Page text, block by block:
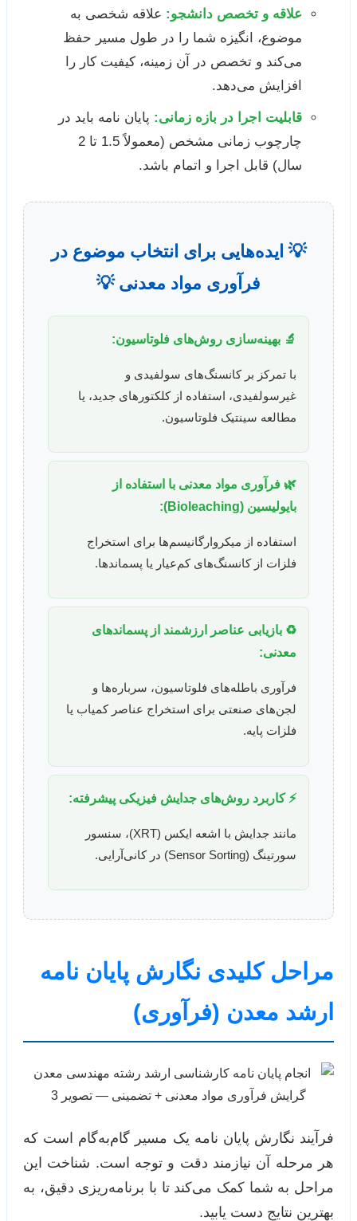
علاقه و تخصص دانشجو: علاقه شخصی به
موضوع، انگیزه شما را در طول مسیر حفظ
می‌کند و تخصص در آن زمینه، کیفیت کار را
افزایش می‌دهد.
قابلیت اجرا در بازه زمانی: پایان نامه باید در
چارچوب زمانی مشخص (معمولاً 1.5 تا 2
سال) قابل اجرا و اتمام باشد.
💡 ایده‌هایی برای انتخاب موضوع در
فرآوری مواد معدنی 💡
🔬 بهینه‌سازی روش‌های فلوتاسیون:
با تمرکز بر کانسنگ‌های سولفیدی و
غیرسولفیدی، استفاده از کلکتورهای جدید، یا
مطالعه سینتیک فلوتاسیون.
🌿 فرآوری مواد معدنی با استفاده از
بایولیسین (Bioleaching):
استفاده از میکروارگانیسم‌ها برای استخراج
فلزات از کانسنگ‌های کم‌عیار یا پسماندها.
♻️ بازیابی عناصر ارزشمند از پسماندهای
معدنی:
فرآوری باطله‌های فلوتاسیون، سرباره‌ها و
لجن‌های صنعتی برای استخراج عناصر کمیاب یا
فلزات پایه.
⚡ کاربرد روش‌های جدایش فیزیکی پیشرفته:
مانند جدایش با اشعه ایکس (XRT)، سنسور
سورتینگ (Sensor Sorting) در کانی‌آرایی.
مراحل کلیدی نگارش پایان نامه
ارشد معدن (فرآوری)
فرآیند نگارش پایان نامه یک مسیر گام‌به‌گام است که
هر مرحله آن نیازمند دقت و توجه است. شناخت این
مراحل به شما کمک می‌کند تا با برنامه‌ریزی دقیق، به
بهترین نتایج دست یابید.